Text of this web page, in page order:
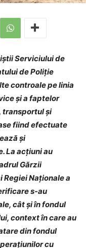
Serviciului de
de Poliţie
controale pe linia
şi a faptelor
transportul şi
fiind efectuate
și
La acțiuni au
Gărzii
Regiei Naționale a
s-au
cât şi în fondul
context în care au
din fondul
cu